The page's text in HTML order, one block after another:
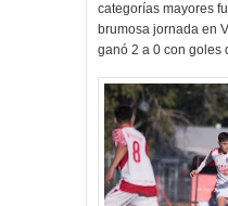
categorías mayores
brumosa jornada en
ganó 2 a 0 con goles